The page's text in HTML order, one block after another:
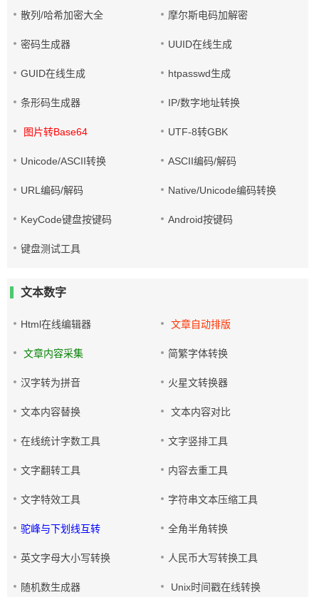
散列/哈希加密大全 摩尔斯电码加解密
密码生成器 UUID在线生成
GUID在线生成 htpasswd生成
条形码生成器 IP/数字地址转换
图片转Base64 UTF-8转GBK
Unicode/ASCII转换 ASCII编码/解码
URL编码/解码 Native/Unicode编码转换
KeyCode键盘按键码 Android按键码
键盘测试工具
文本数字
Html在线编辑器 文章自动排版
文章内容采集 简繁字体转换
汉字转为拼音 火星文转换器
文本内容替换 文本内容对比
在线统计字数工具 文字竖排工具
文字翻转工具 内容去重工具
文字特效工具 字符串文本压缩工具
驼峰与下划线互转 全角半角转换
英文字母大小写转换 人民币大写转换工具
随机数生成器 Unix时间戳在线转换